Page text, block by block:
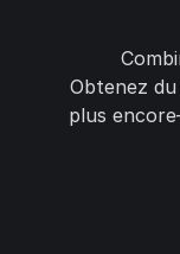
Obtenez
plus